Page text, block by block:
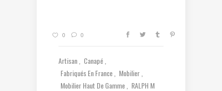
0 0
Artisan
Canapé
Fabriqués En France
Mobilier
Mobilier Haut De Gamme
RALPH M